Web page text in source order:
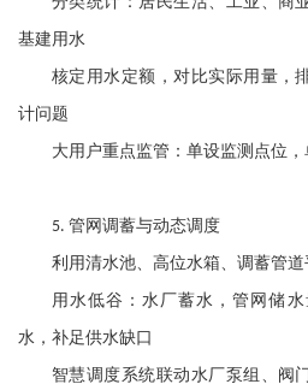
基建用水
核定用水定额，对比实际用量，
计问题
大用户重点监管：单设监测点位
5. 管网调蓄与动态调度
利用清水池、高位水箱、调蓄管道
用水低谷：水厂蓄水，管网储
水，补足供水缺口
智慧调度系统联动水厂泵组、阀